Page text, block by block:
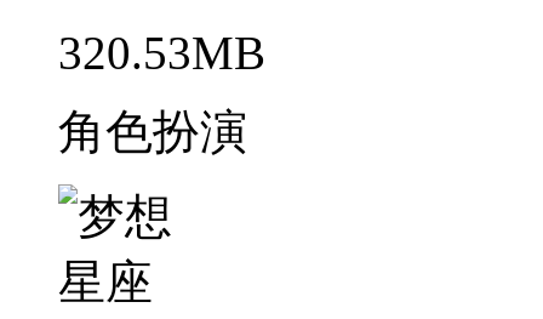
320.53MB
角色扮演